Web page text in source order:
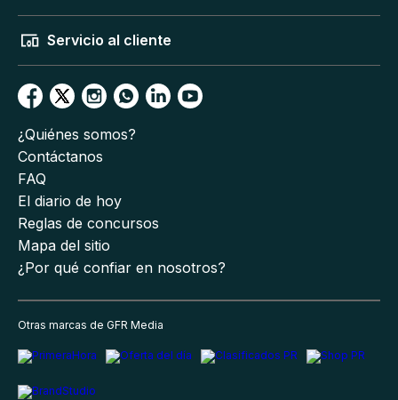
Servicio al cliente
¿Quiénes somos?
Contáctanos
FAQ
El diario de hoy
Reglas de concursos
Mapa del sitio
¿Por qué confiar en nosotros?
Otras marcas de GFR Media